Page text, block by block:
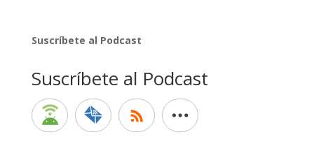
Suscríbete al Podcast
Suscríbete al Podcast